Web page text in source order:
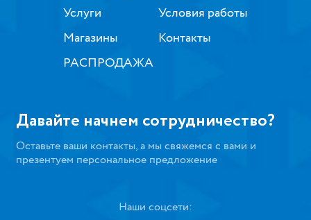
Услуги
Магазины
РАСПРОДАЖА
Условия работы
Контакты
Давайте начнем сотрудничество?
Оставьте ваши контакты, а мы свяжемся с вами и
презентуем персональное предложение
Наши соцсети: